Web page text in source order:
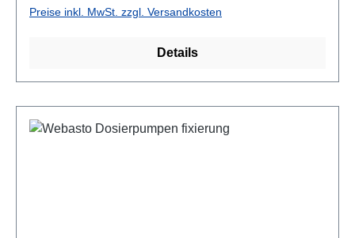
Preise inkl. MwSt. zzgl. Versandkosten
Details